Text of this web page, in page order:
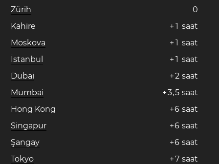
Zürih
0
Kahire
+ 1 saat
Moskova
+ 1 saat
İstanbul
+ 1 saat
Dubai
+2 saat
Mumbai
+3,5 saat
Hong Kong
+6 saat
Singapur
+6 saat
Şangay
+6 saat
Tokyo
+7 saat